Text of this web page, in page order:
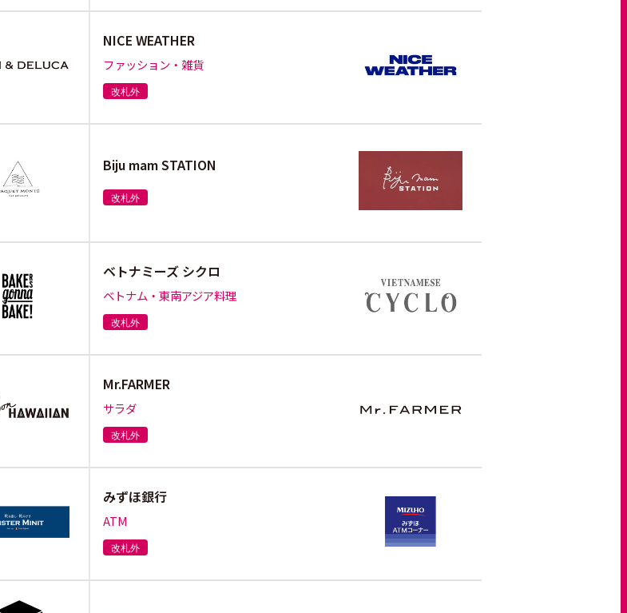
NICE WEATHER
ファッション・雑貨
改札外
Biju mam STATION
改札外
ベトナミーズ シクロ
ベトナム・東南アジア料理
改札外
Mr.FARMER
サラダ
改札外
みずほ銀行
ATM
改札外